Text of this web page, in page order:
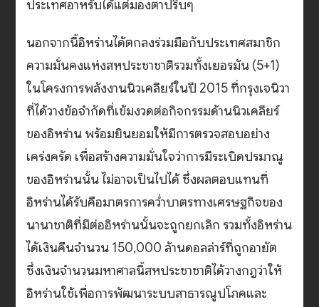
ประเทศอาหรับได้แต่มองตาปริบๆ
นอกจากนี้อิหร่านได้ตกลงร่วมมือกับประเทศสมาชิก
ความมั่นคงแห่งสหประชาชาติรวมทั้งเยอรมัน (5+1)
ในโครงการพลังงานนิวเคลียร์ในปี 2015 ที่กรุงเจนิวา
ที่ได้วางข้อจำกัดที่เข้มงวดต่อกิจกรรมด้านนิวเคลียร์
ของอิหร่าน พร้อมยินยอมให้มีการตรวจสอบอย่าง
เคร่งครัด เพื่อสร้างความมั่นใจว่าการมีระเบิดปรมาณู
ของอิหร่านนั้น ไม่อาจเป็นไปได้ ซึ่งผลตอบแทนที่
อิหร่านได้รับคือมาตรการคว่ำบาตรทางเศรษฐกิจของ
นานาชาติที่มีต่ออิหร่านนั้นจะถูกยกเลิก รวมทั้งอิหร่าน
ได้เงินคืนจำนวน 150,000 ล้านดอลล่าร์ที่ถูกอายัต
ซึ่งเงินจำนวนมหาศาลนี้สหประชาชาติได้วางกฎว่าให้
อิหร่านใช้เพื่อการพัฒนาระบบสาธารณูปโภคและ